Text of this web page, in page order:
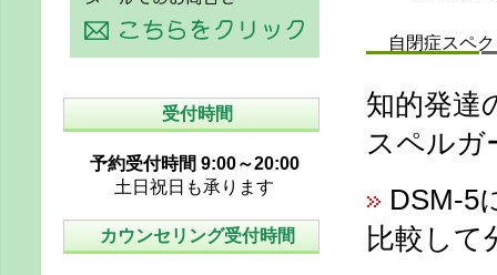
自閉症スペク
知的発達
スペルガ
DSM-5
比較して
受付時間
予約受付時間 9:00～20:00
土日祝日も承ります
カウンセリング受付時間